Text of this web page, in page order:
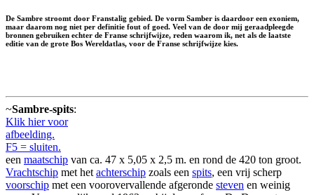
De Sambre stroomt door Franstalig gebied. De vorm Samber is daardoor een exoniem,
maar daarom nog niet per definitie fout of goed. Veel van de door mij geraadpleegde
bronnen gebruiken echter de Franse schrijfwijze, reden waarom ik, net als de laatste
editie van de grote Bos Wereldatlas, voor de Franse schrijfwijze kies.
~Sambre-spits:
Klik hier voor
afbeelding.
F5 = sluiten.
een maatschip van ca. 47 x 5,05 x 2,5 m. en rond de 420 ton groot.
Vrachtschip met het achterschip zoals een spits, een vrij scherp
voorschip met een voorovervallende afgeronde steven en weinig